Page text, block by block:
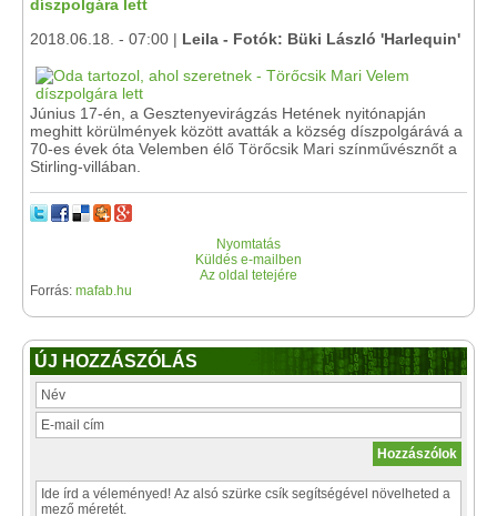
díszpolgára lett
2018.06.18. - 07:00 | Leila - Fotók: Büki László 'Harlequin'
Június 17-én, a Gesztenyevirágzás Hetének nyitónapján
meghitt körülmények között avatták a község díszpolgárává a
70-es évek óta Velemben élő Törőcsik Mari színművésznőt a
Stirling-villában.
Nyomtatás
Küldés e-mailben
Az oldal tetejére
Forrás: mafab.hu
ÚJ HOZZÁSZÓLÁS